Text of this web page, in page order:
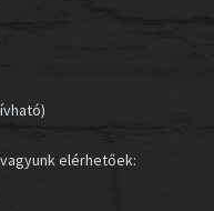
elérhetőek: